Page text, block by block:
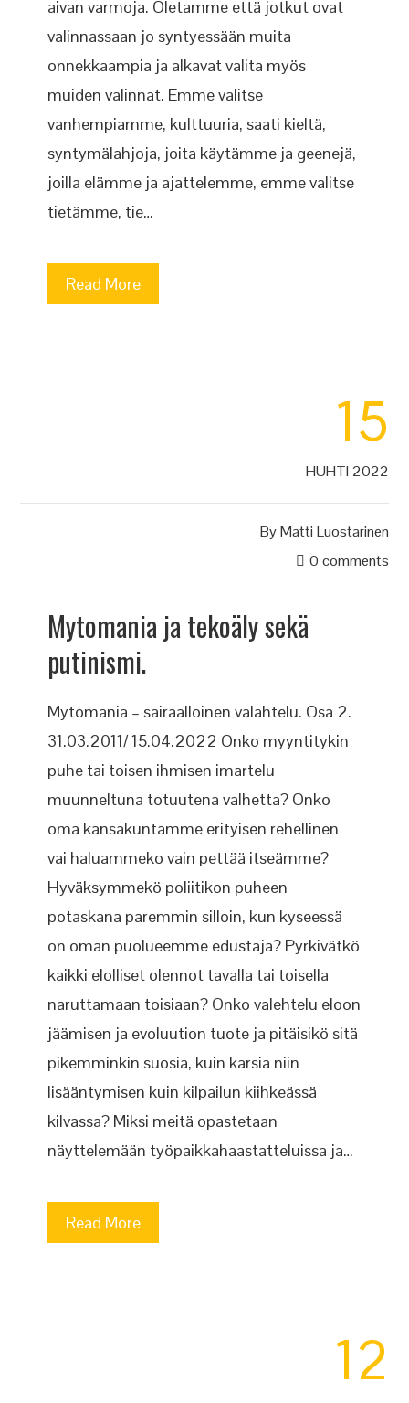
aivan varmoja. Oletamme että jotkut ovat
valinnassaan jo syntyessään muita
onnekkaampia ja alkavat valita myös
muiden valinnat. Emme valitse
vanhempiamme, kulttuuria, saati kieltä,
syntymälahjoja, joita käytämme ja geenejä,
joilla elämme ja ajattelemme, emme valitse
tietämme, tie…
Read More
15
HUHTI 2022
ByMatti Luostarinen
0 comments
Mytomania ja tekoäly sekä
putinismi.
Mytomania – sairaalloinen valahtelu. Osa 2.
31.03.2011/ 15.04.2022 Onko myyntitykin
puhe tai toisen ihmisen imartelu
muunneltuna totuutena valhetta? Onko
oma kansakuntamme erityisen rehellinen
vai haluammeko vain pettää itseämme?
Hyväksymmekö poliitikon puheen
potaskana paremmin silloin, kun kyseessä
on oman puolueemme edustaja? Pyrkivätkö
kaikki elolliset olennot tavalla tai toisella
naruttamaan toisiaan? Onko valehtelu eloon
jäämisen ja evoluution tuote ja pitäisikö sitä
pikemminkin suosia, kuin karsia niin
lisääntymisen kuin kilpailun kiihkeässä
kilvassa? Miksi meitä opastetaan
näyttelemään työpaikkahaastatteluissa ja…
Read More
12